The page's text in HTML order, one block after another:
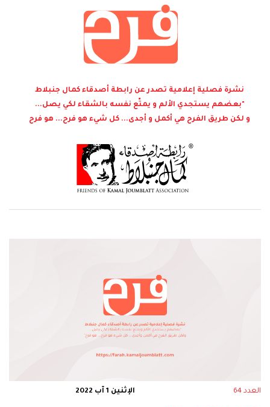
نشرة فصلية إعلامية تصدر عن رابطة أصدقاء كمال جنبلاط
"بعضهم يستجدي الألم و يمتّع نفسه بالشقاء لكي يصل...
و لكن طريق الفرح هي أكمل و أجدى... كل شيء هو فرح... هو فرح
العدد 64 الإثنين 1 آب 2022